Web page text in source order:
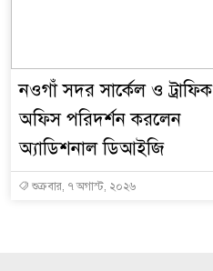
নওগাঁ সদর সার্কেল ও ট্রাফিক
অফিস পরিদর্শন করলেন
অ্যাডিশনাল ডিআইজি
শুক্রবার, ৭ অগাস্ট, ২০২৬